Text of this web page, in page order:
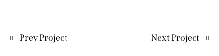
Prev Project Next Project